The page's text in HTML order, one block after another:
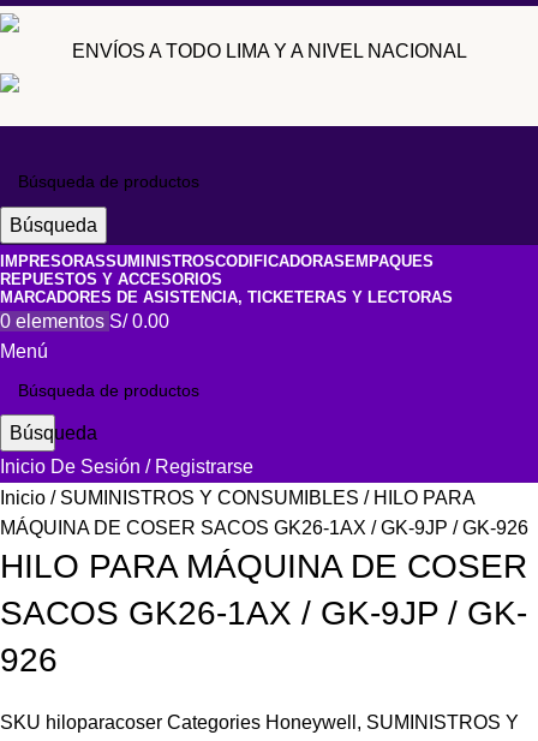
ENVÍOS A TODO LIMA Y A NIVEL NACIONAL
Búsqueda
IMPRESORASSUMINISTROSCODIFICADORAS EMPAQUES
REPUESTOS Y ACCESORIOS
MARCADORES DE ASISTENCIA, TICKETERAS Y LECTORAS
0 elementos S/0.00
Menú
Búsqueda
Inicio De Sesión / Registrarse
Inicio
SUMINISTROS Y CONSUMIBLES
HILO PARA
MÁQUINA DE COSER SACOS GK26-1AX / GK-9JP / GK-926
HILO PARA MÁQUINA DE COSER
SACOS GK26-1AX / GK-9JP / GK-
926
SKU hiloparacoser Categories Honeywell , SUMINISTROS Y